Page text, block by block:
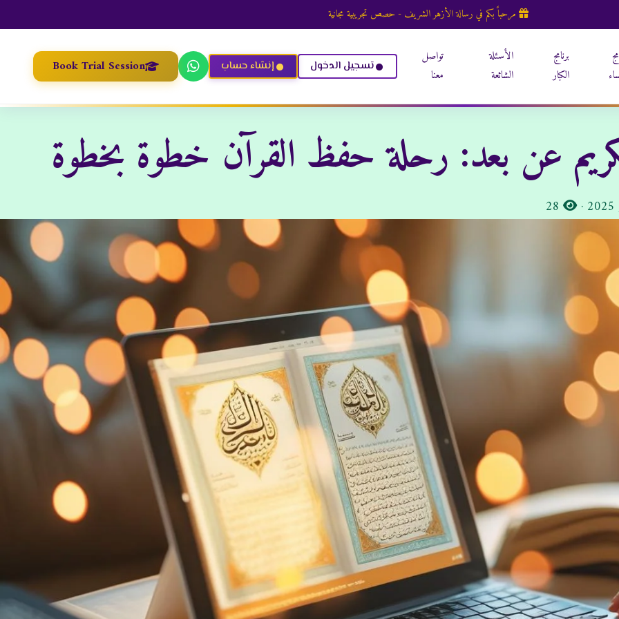
مرحباً بكم في رسالة الأزهر الشريف - حصص تجريبية مجانية
برنامج
الكبار
الأسئلة
الشائعة
تواصل
معنا
تسجيل الدخول إنشاء حساب Book Trial Session
عن بعد: رحلة حفظ القرآن خطوة بخطوة
· المشاهدات:
28